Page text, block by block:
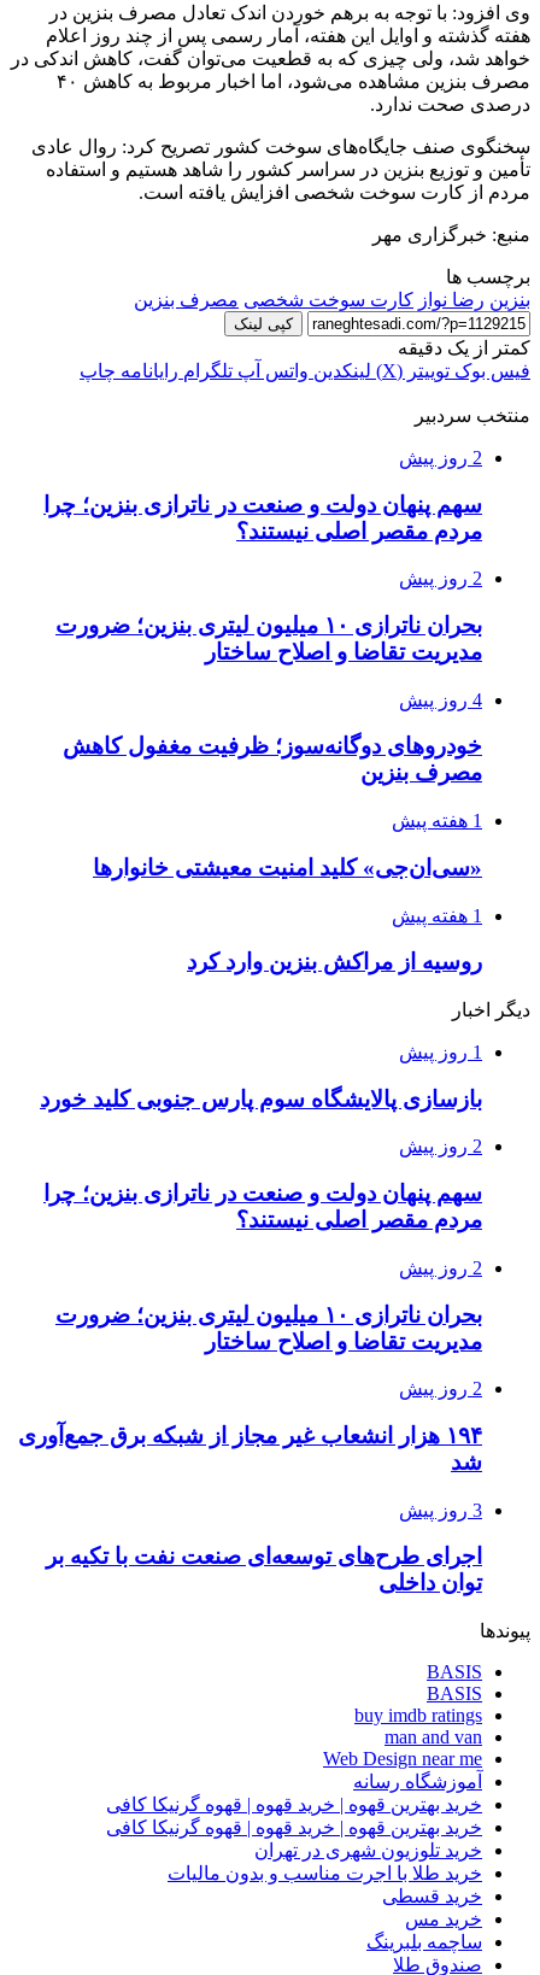
وی افزود: با توجه به برهم خوردن اندک تعادل مصرف بنزین در
هفته گذشته و اوایل این هفته، آمار رسمی پس از چند روز اعلام
خواهد شد، ولی چیزی که به قطعیت می‌توان گفت، کاهش اندکی در
مصرف بنزین مشاهده می‌شود، اما اخبار مربوط به کاهش ۴۰
درصدی صحت ندارد.
سخنگوی صنف جایگاه‌های سوخت کشور تصریح کرد: روال عادی
تأمین و توزیع بنزین در سراسر کشور را شاهد هستیم و استفاده
مردم از کارت سوخت شخصی افزایش یافته است.
منبع: خبرگزاری مهر
برچسب ها
بنزین رضا نواز کارت سوخت شخصی مصرف بنزین
کپی لینک
کمتر از یک دقیقه
فیس بوک توییتر (X) لینکدین واتس آپ تلگرام رایانامه چاپ
منتخب سردبیر
2 روز پیش
سهم پنهان دولت و صنعت در ناترازی بنزین؛ چرا
مردم مقصر اصلی نیستند؟
2 روز پیش
بحران ناترازی ۱۰ میلیون لیتری بنزین؛ ضرورت
مدیریت تقاضا و اصلاح ساختار
4 روز پیش
خودروهای دوگانه‌سوز؛ ظرفیت مغفول کاهش
مصرف بنزین
1 هفته پیش
«سی‌ان‌جی» کلید امنیت معیشتی خانوارها
1 هفته پیش
روسیه از مراکش بنزین وارد کرد
دیگر اخبار
1 روز پیش
بازسازی پالایشگاه سوم پارس جنوبی کلید خورد
2 روز پیش
سهم پنهان دولت و صنعت در ناترازی بنزین؛ چرا
مردم مقصر اصلی نیستند؟
2 روز پیش
بحران ناترازی ۱۰ میلیون لیتری بنزین؛ ضرورت
مدیریت تقاضا و اصلاح ساختار
2 روز پیش
۱۹۴ هزار انشعاب غیر مجاز از شبکه برق جمع‌آوری
شد
3 روز پیش
اجرای طرح‌های توسعه‌ای صنعت نفت با تکیه بر
توان داخلی
پیوندها
BASIS
BASIS
buy imdb ratings
man and van
Web Design near me
آموزشگاه رسانه
خرید بهترین قهوه | خرید قهوه | قهوه گرنیکا کافی
خرید بهترین قهوه | خرید قهوه | قهوه گرنیکا کافی
خرید تلوزیون شهری در تهران
خرید طلا با اجرت مناسب و بدون مالیات
خرید قسطی
خرید مس
ساچمه بلبرینگ
صندوق طلا